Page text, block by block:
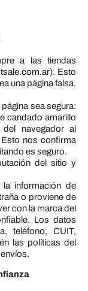
a las tiendas
). Esto
una página falsa.
sea segura:
candado amarillo
navegador al
nos confirma
es seguro.
del sitio y
información de
o proviene de
con la marca del
Los datos
teléfono, CUIT,
las políticas del